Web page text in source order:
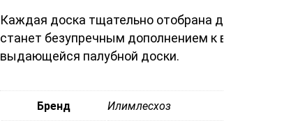
Каждая доска тщательно отобрана для
станет безупречным дополнением к вашему
выдающейся палубной доски.
Бренд Илимлесхоз